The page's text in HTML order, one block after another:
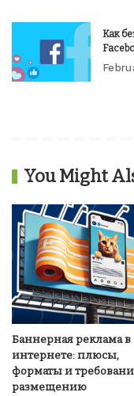
Как
You Might
Баннерная реклама в
интернете: плюсы,
форматы и
размещению